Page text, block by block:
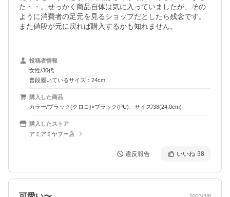
た・・。せっかく商品自体は気に入っていましたが、その
ように消費者の足元を見るショップだとしたら残念です。
また値段が元に戻れば購入するかも知れません。
投稿者情報
女性/30代
普段履いているサイズ：24cm
購入した商品
カラー/ブラック(クロコ)×ブラック(PU)、サイズ/38(24.0cm)
購入したストア
アミアミヤフー店
違反報告 いいね 38